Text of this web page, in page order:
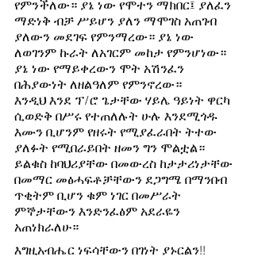
የምንችለው። ያኔ ነው የሞተን ማክበር፤ ያለፈን
ማድነቅ ብቻ ሥይሆን ያለን ማሞገስ አጠገብ
ያለውን መደገፍ የምንማረው። ያኔ ነው
ለወገንም ኩራት ለአገርም መከታ የምንሆነው።
ያኔ ነው የማይቀረውን ሞት አሽንፈን
በሕያውነት ለዘልዓለም የምንኖረው።
እንዲህ እንደ ፕ/ሮ ጌታቸው ሃይሌ ዓይነት ዋርካ
ሲወድቅ በሥሩ የተጠለሉት ሁሉ እንደሚጎዱ
እሙን ቢሆንም የዘሩት የሚያፈራበት ትተው
ያለፉት የሚበራይበት ዘመን ግን ሞልቷል።
ይልቁስ ከባህሪያቸው በመውረስ ከታታሪነታቸው
በመማር መፅሓፍቶቻቸውን ደጋግሜ በማንበብ
ጥቂትም ቢሆን ቁም ነገር በመሥራት
ምኞታቸውን እንድንፈፅም አደራዬን
አጠነክራለሁ።
እግዚአብሔር ነፍሳቸውን በገነት ያኑርልን!!